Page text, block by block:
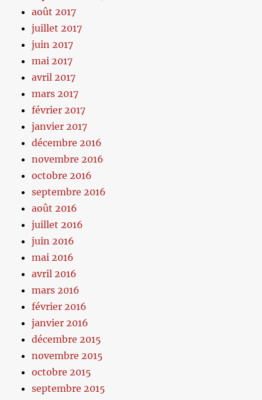
août 2017
juillet 2017
juin 2017
mai 2017
avril 2017
mars 2017
février 2017
janvier 2017
décembre 2016
novembre 2016
octobre 2016
septembre 2016
août 2016
juillet 2016
juin 2016
mai 2016
avril 2016
mars 2016
février 2016
janvier 2016
décembre 2015
novembre 2015
octobre 2015
septembre 2015